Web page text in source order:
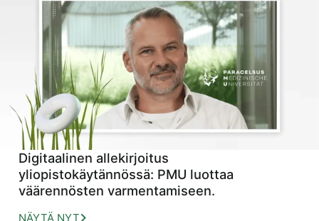
Digitaalinen allekirjoitus
yliopistokäytännössä: PMU luottaa
väärennösten varmentamiseen.
NÄYTÄ NYT